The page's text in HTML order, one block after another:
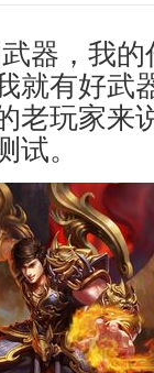
器，我的
就有好武
老玩家来
试。